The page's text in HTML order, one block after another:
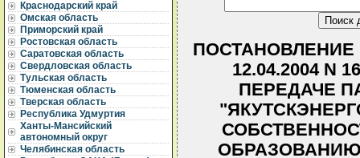
Краснодарский край
Омская область
Приморский край
Ростовская область
Саратовская область
Свердловская область
Тульская область
Тюменская область
Тверская область
Республика Удмуртия
Ханты-Мансийский
автономный округ
Челябинская область
ПОСТАНОВЛЕНИЕ
12.04.2004 N
ПЕРЕДАЧЕ